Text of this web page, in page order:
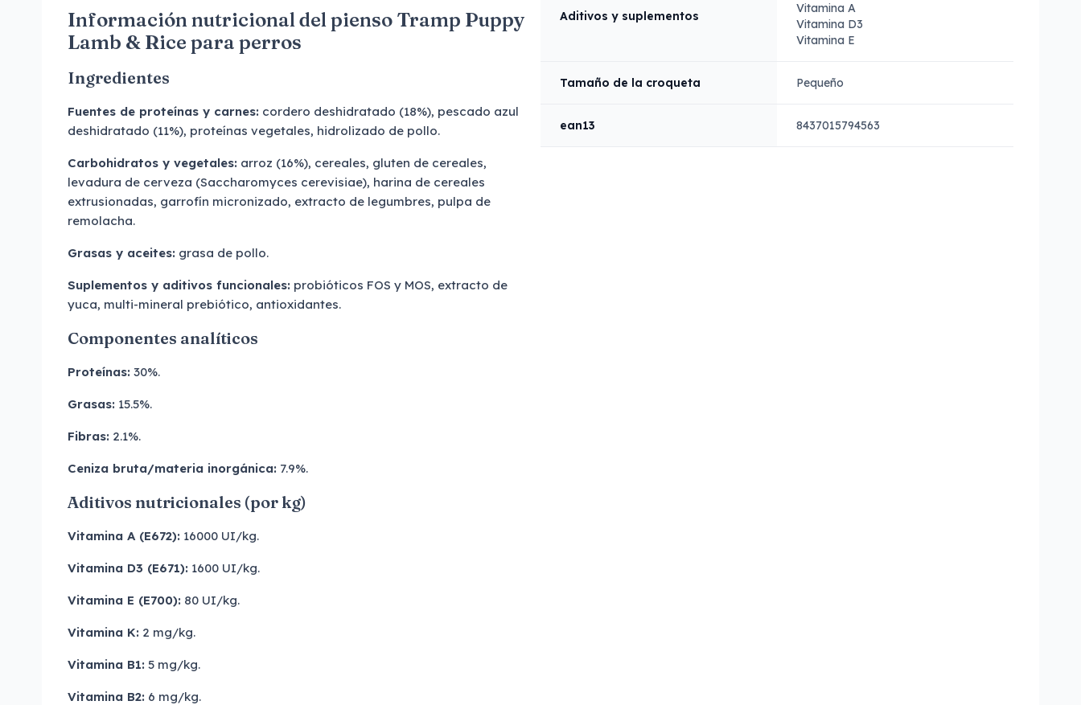
Información nutricional del pienso Tramp Puppy
Lamb & Rice para perros
Ingredientes
Fuentes de proteínas y carnes: cordero deshidratado (18%), pescado azul
deshidratado (11%), proteínas vegetales, hidrolizado de pollo.
Carbohidratos y vegetales: arroz (16%), cereales, gluten de cereales,
levadura de cerveza (Saccharomyces cerevisiae), harina de cereales
extrusionadas, garrofín micronizado, extracto de legumbres, pulpa de
remolacha.
Grasas y aceites: grasa de pollo.
Suplementos y aditivos funcionales: probióticos FOS y MOS, extracto de
yuca, multi-mineral prebiótico, antioxidantes.
Componentes analíticos
Proteínas: 30%.
Grasas: 15.5%.
Fibras: 2.1%.
Ceniza bruta/materia inorgánica: 7.9%.
Aditivos nutricionales (por kg)
Vitamina A (E672): 16000 UI/kg.
Vitamina D3 (E671): 1600 UI/kg.
Vitamina E (E700): 80 UI/kg.
Vitamina K: 2 mg/kg.
Vitamina B1: 5 mg/kg.
Vitamina B2: 6 mg/kg.
Aditivos y suplementos
Vitamina A
Vitamina D3
Vitamina E
Tamaño de la croqueta Pequeño
ean13 8437015794563